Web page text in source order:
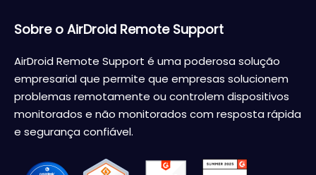
Sobre o AirDroid Remote Support
AirDroid Remote Support é uma poderosa solução
empresarial que permite que empresas solucionem
problemas remotamente ou controlem dispositivos
monitorados e não monitorados com resposta rápida
e segurança confiável.